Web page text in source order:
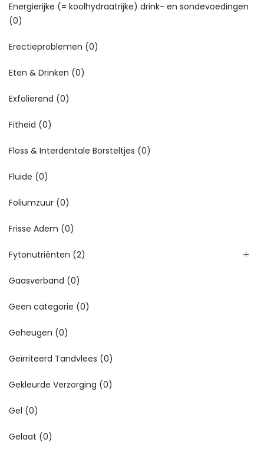
Energierijke (= koolhydraatrijke) drink- en sondevoedingen
(0)
Erectieproblemen (0)
Eten & Drinken (0)
Exfolierend (0)
Fitheid (0)
Floss & Interdentale Borsteltjes (0)
Fluide (0)
Foliumzuur (0)
Frisse Adem (0)
Fytonutriënten (2)
Gaasverband (0)
Geen categorie (0)
Geheugen (0)
Geïrriteerd Tandvlees (0)
Gekleurde Verzorging (0)
Gel (0)
Gelaat (0)